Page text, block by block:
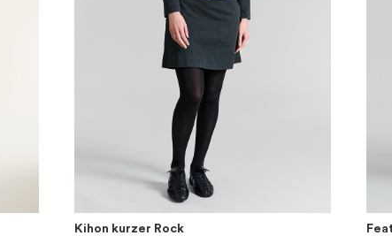
Kihon kurzer Rock